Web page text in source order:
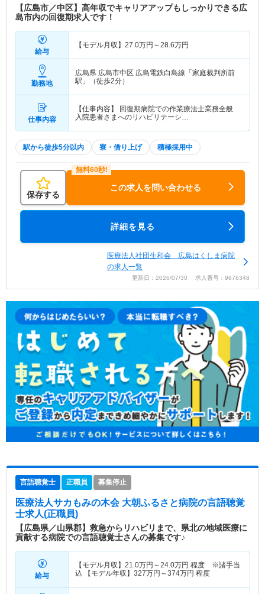
【広島市／中区】高年収でキャリアアップもしっかりできる広
島市内の回復期求人です！
給与
【モデル月収】 27.0万円～28.6万円
勤務地
広島県 広島市中区 広島電鉄白島線「家庭裁判所前
駅」（徒歩2分）
仕事内容
【仕事内容】 回復期病院での作業療法士業務全般
入院患者さまへのリハビリテーシ…
駅から徒歩5分以内 寮・借り上げ 積極採用中
保存する
この求人を問い合わせる
詳細を見る
医療法人社団生和会 広島はくしま病院
の求人一覧
更新日：2026/07/30 求人番号：9876348
言語聴覚士 正職員 募集停止
医療法人サカもみの木会 大朝ふるさと病院の言語聴覚
士求人(正職員)
【広島県／山県郡】救急からリハビリまで、県北の地域医療に
貢献する病院での言語聴覚士さんの募集です♪
給与
【モデル月収】 21.0万円～24.0万円 程度 ※諸手当
込 【モデル年収】 327万円～374万円 程度